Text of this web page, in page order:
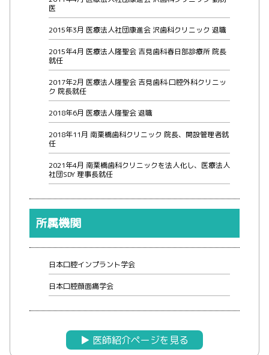
医
2015年3月 医療法人社団康進会 沢歯科クリニック 退職
2015年4月 医療法人隆聖会 吉見歯科春日部診療所 院長
就任
2017年2月 医療法人隆聖会 吉見歯科·口腔外科クリニッ
ク 院長就任
2018年6月 医療法人隆聖会 退職
2018年11月 南栗橋歯科クリニック 院長、開設管理者就
任
2021年4月 南栗橋歯科クリニックを法人化し、医療法人
社団SDY 理事長就任
所属機関
日本口腔インプラント学会
日本口腔顔面痛学会
▶︎ 医師紹介ページを見る